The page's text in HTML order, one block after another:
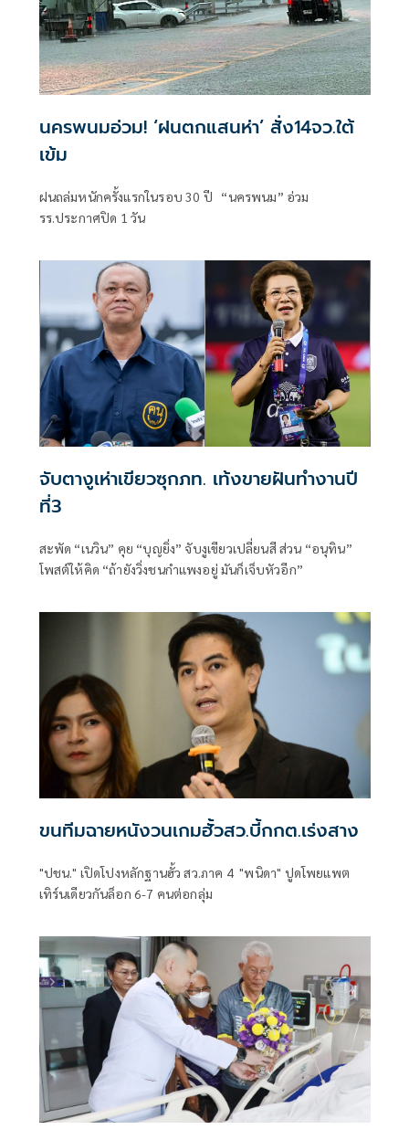
นครพนมอ่วม! ‘ฝนตกแสนห่า’ สั่ง14จว.ใต้
เข้ม
ฝนถล่มหนักครั้งแรกในรอบ 30 ปี “นครพนม” อ่วม
รร.ประกาศปิด 1 วัน
จับตางูเห่าเขียวซุกภท. เท้งขายฝันทำงานปี
ที่3
สะพัด “เนวิน” คุย “บุญยิ่ง” จับงูเขียวเปลี่ยนสี ส่วน “อนุทิน”
โพสต์ให้คิด “ถ้ายังวิ่งชนกำแพงอยู่ มันก็เจ็บหัวอีก”
ขนทีมฉายหนังวนเกมฮั้วสว.บี้กกต.เร่งสาง
"ปชน." เปิดโปงหลักฐานฮั้ว สว.ภาค 4 "พนิดา" ปูดโพยแพต
เทิร์นเดียวกันล็อก 6-7 คนต่อกลุ่ม